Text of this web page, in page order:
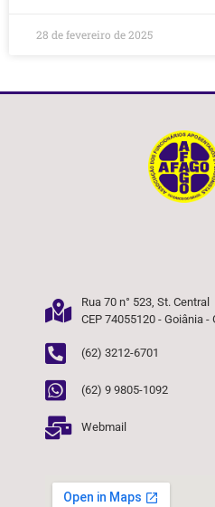
28 de fevereiro de 2025
Rua 70 n° 523, St. Central
CEP 74055120 - Goiânia -
(62) 3212-6701
(62) 9 9805-1092
Webmail